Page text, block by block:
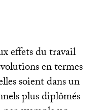
effets du travail
en termes
soient dans un
plus diplômés